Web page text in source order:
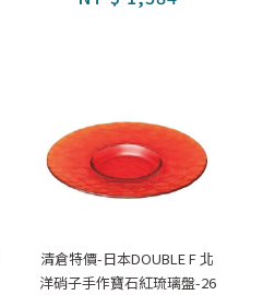
清倉特價-日本DOUBLE F 北
洋硝子手作寶石紅琉璃盤-26